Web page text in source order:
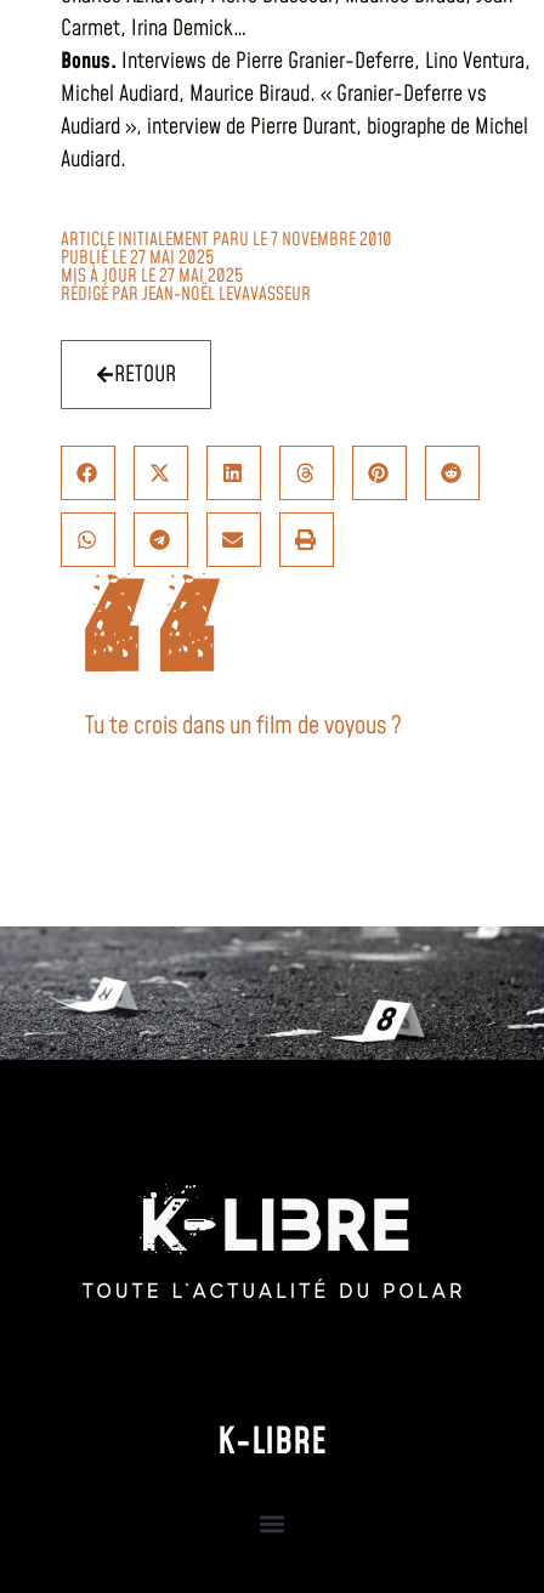
Carmet, Irina Demick…
Bonus. Interviews de Pierre Granier-Deferre, Lino Ventura,
Michel Audiard, Maurice Biraud. « Granier-Deferre vs
Audiard », interview de Pierre Durant, biographe de Michel
Audiard.
ARTICLE INITIALEMENT PARU LE 7 NOVEMBRE 2010
PUBLIÉ LE 27 MAI 2025
MIS À JOUR LE 27 MAI 2025
RÉDIGÉ PARJEAN-NOËL LEVAVASSEUR
RETOUR
Tu te crois dans un film de voyous ?
K-LIBRE